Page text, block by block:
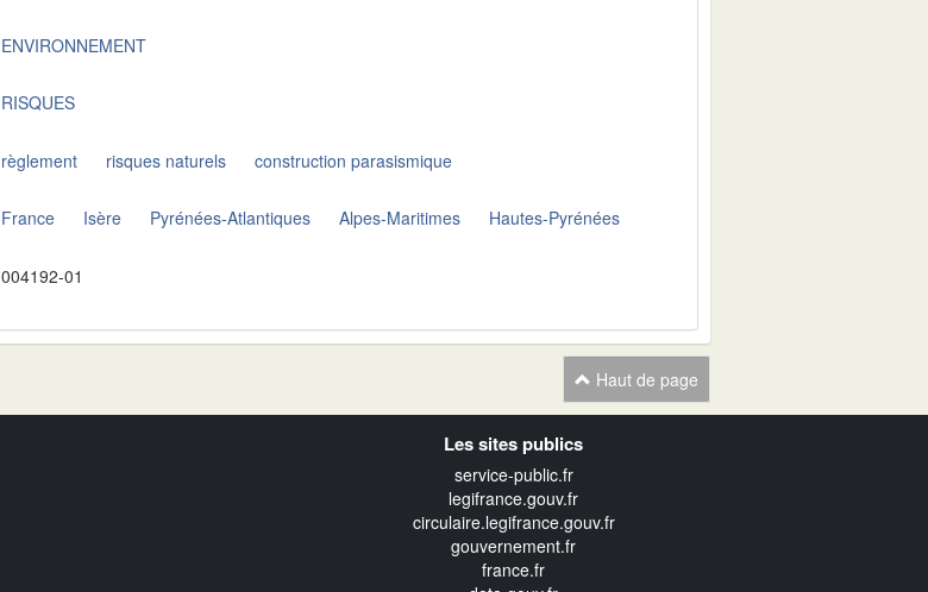
ENVIRONNEMENT
RISQUES
règlement risques naturels construction parasismique
France Isère Pyrénées-Atlantiques Alpes-Maritimes Hautes-Pyrénées
004192-01
Haut de page
Les sites publics
service-public.fr
legifrance.gouv.fr
circulaire.legifrance.gouv.fr
gouvernement.fr
france.fr